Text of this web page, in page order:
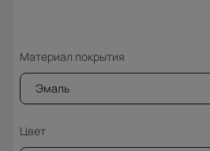
Материал покрытия
Эмаль
Цвет